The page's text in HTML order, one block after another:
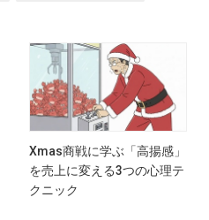
Xmas商戦に学ぶ「高揚感」
を売上に変える3つの心理テ
クニック